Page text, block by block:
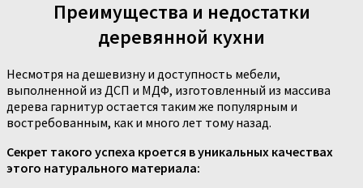
Преимущества и недостатки
деревянной кухни
Несмотря на дешевизну и доступность мебели,
выполненной из ДСП и МДФ, изготовленный из массива
дерева гарнитур остается таким же популярным и
востребованным, как и много лет тому назад.
Секрет такого успеха кроется в уникальных качествах
этого натурального материала: